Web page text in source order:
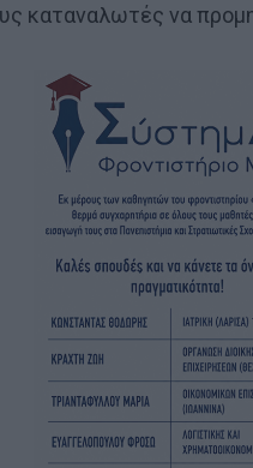
καταναλωτές να